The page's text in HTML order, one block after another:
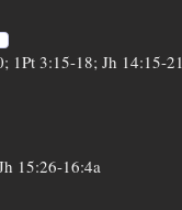
1Pt 3:15-18; Jh 14:15-21
15:26-16:4a